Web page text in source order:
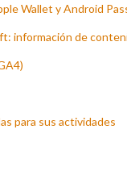
Wallet y Android
información de
para sus actividades